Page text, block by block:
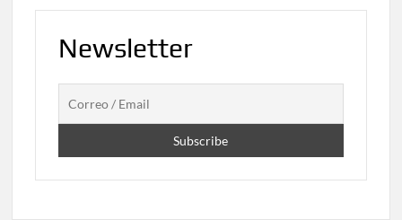
Newsletter